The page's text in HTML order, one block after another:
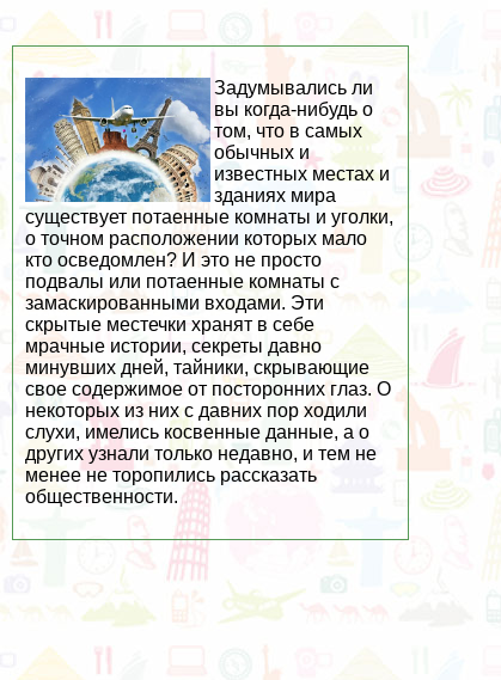
Задумывались ли
вы когда-нибудь о
том, что в самых
обычных и
известных местах и
зданиях мира
существует потаенные комнаты и уголки,
о точном расположении которых мало
кто осведомлен? И это не просто
подвалы или потаенные комнаты с
замаскированными входами. Эти
скрытые местечки хранят в себе
мрачные истории, секреты давно
минувших дней, тайники, скрывающие
свое содержимое от посторонних глаз. О
некоторых из них с давних пор ходили
слухи, имелись косвенные данные, а о
других узнали только недавно, и тем не
менее не торопились рассказать
общественности.